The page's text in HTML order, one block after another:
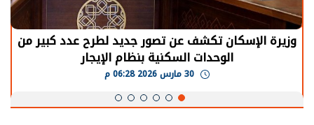
وزيرة الإسكان تكشف عن تصور جديد لطرح عدد كبير من
الوحدات السكنية بنظام الإيجار